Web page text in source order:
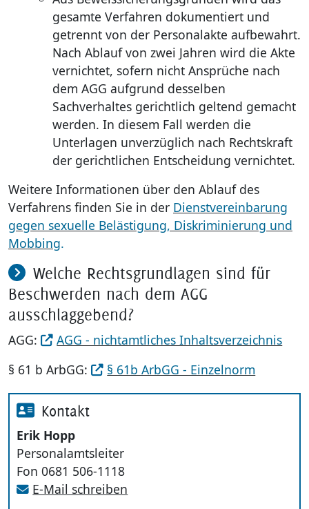
gesamte Verfahren dokumentiert und
getrennt von der Personalakte aufbewahrt.
Nach Ablauf von zwei Jahren wird die Akte
vernichtet, sofern nicht Ansprüche nach
dem AGG aufgrund desselben
Sachverhaltes gerichtlich geltend gemacht
werden. In diesem Fall werden die
Unterlagen unverzüglich nach Rechtskraft
der gerichtlichen Entscheidung vernichtet.
Weitere Informationen über den Ablauf des
Verfahrens finden Sie in der Dienstvereinbarung
gegen sexuelle Belästigung, Diskriminierung und
Mobbing.
Welche Rechtsgrundlagen sind für
Beschwerden nach dem AGG
ausschlaggebend?
AGG:
AGG - nichtamtliches Inhaltsverzeichnis
§ 61 b ArbGG:
§ 61b ArbGG - Einzelnorm
Kontakt
Erik Hopp
Personalamtsleiter
Fon 0681 506-1118
E-Mail schreiben